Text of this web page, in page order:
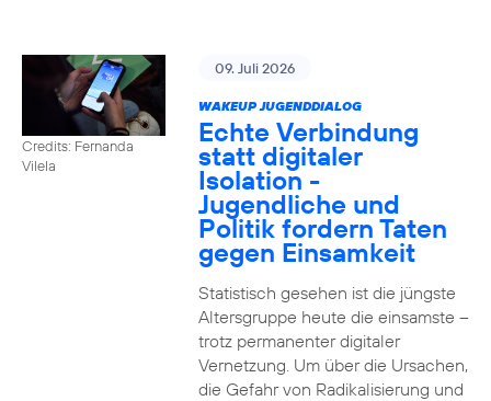
Credits: Fernanda
Vilela
09. Juli 2026
WAKEUP JUGENDDIALOG
Echte Verbindung
statt digitaler
Isolation -
Jugendliche und
Politik fordern Taten
gegen Einsamkeit
Statistisch gesehen ist die jüngste
Altersgruppe heute die einsamste –
trotz permanenter digitaler
Vernetzung. Um über die Ursachen,
die Gefahr von Radikalisierung und